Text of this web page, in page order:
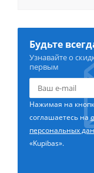
Будьте
Узнавайте о
первым
Нажимая на
соглашаетесь на
персональных
«Kupibas».